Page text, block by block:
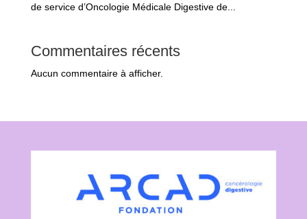
de service d’Oncologie Médicale Digestive de...
Commentaires récents
Aucun commentaire à afficher.